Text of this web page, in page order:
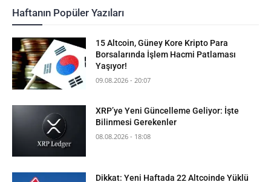
Haftanın Popüler Yazıları
15 Altcoin, Güney Kore Kripto Para
Borsalarında İşlem Hacmi Patlaması
Yaşıyor!
09.08.2026 - 20:07
XRP’ye Yeni Güncelleme Geliyor: İşte
Bilinmesi Gerekenler
08.08.2026 - 18:08
Dikkat: Yeni Haftada 22 Altcoinde Yüklü